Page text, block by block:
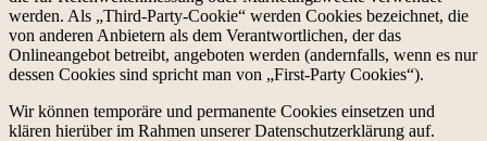
werden. Als „Third-Party-Cookie“ werden Cookies bezeichnet, die
von anderen Anbietern als dem Verantwortlichen, der das
Onlineangebot betreibt, angeboten werden (andernfalls, wenn es nur
dessen Cookies sind spricht man von „First-Party Cookies“).
Wir können temporäre und permanente Cookies einsetzen und
klären hierüber im Rahmen unserer Datenschutzerklärung auf.